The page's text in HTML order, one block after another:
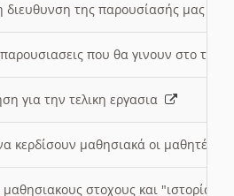
διευθυνση της παρουσίασής μας
που θα γινουν στο
για την τελικη εργασια
κερδίσουν μαθησιακά οι μαθητές/
μαθησιακους στοχους και "ιστορία"